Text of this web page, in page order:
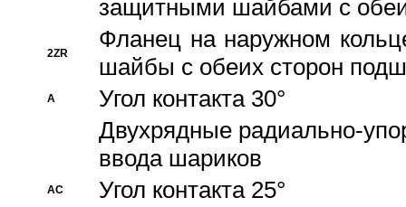
защитными шайбами с
2ZR
Фланец на наружном
шайбы с обеих сторон
A
Угол контакта 30°
Двухрядные радиально-
ввода шариков
AC Угол контакта 25°